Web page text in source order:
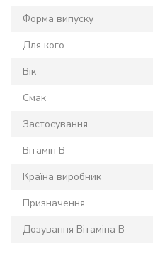
Форма випуску
Для кого
Вік
Смак
Застосування
Вітамін B
Країна виробник
Призначення
Дозування Вітаміна B